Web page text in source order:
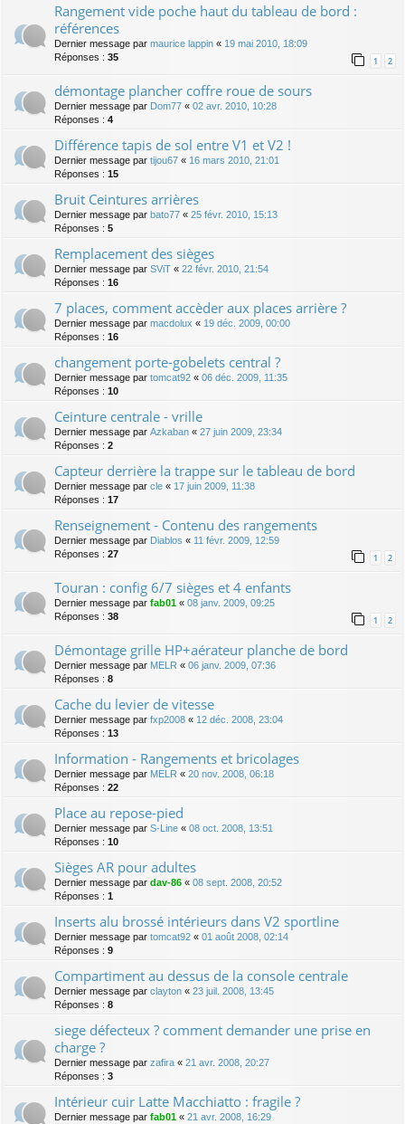
Rangement vide poche haut du tableau de bord :
références
Dernier message par maurice lappin « 19 mai 2010, 18:09
Réponses : 35 1 2
démontage plancher coffre roue de sours
Dernier message par Dom77 « 02 avr. 2010, 10:28
Réponses : 4
Différence tapis de sol entre V1 et V2 !
Dernier message par tijou67 « 16 mars 2010, 21:01
Réponses : 15
Bruit Ceintures arrières
Dernier message par bato77 « 25 févr. 2010, 15:13
Réponses : 5
Remplacement des sièges
Dernier message par SViT « 22 févr. 2010, 21:54
Réponses : 16
7 places, comment accèder aux places arrière ?
Dernier message par macdolux « 19 déc. 2009, 00:00
Réponses : 16
changement porte-gobelets central ?
Dernier message par tomcat92 « 06 déc. 2009, 11:35
Réponses : 10
Ceinture centrale - vrille
Dernier message par Azkaban « 27 juin 2009, 23:34
Réponses : 2
Capteur derrière la trappe sur le tableau de bord
Dernier message par cle « 17 juin 2009, 11:38
Réponses : 17
Renseignement - Contenu des rangements
Dernier message par Diablos « 11 févr. 2009, 12:59
Réponses : 27 1 2
Touran : config 6/7 sièges et 4 enfants
Dernier message par fab01 « 08 janv. 2009, 09:25
Réponses : 38 1 2
Démontage grille HP+aérateur planche de bord
Dernier message par MELR « 06 janv. 2009, 07:36
Réponses : 8
Cache du levier de vitesse
Dernier message par fxp2008 « 12 déc. 2008, 23:04
Réponses : 13
Information - Rangements et bricolages
Dernier message par MELR « 20 nov. 2008, 06:18
Réponses : 22
Place au repose-pied
Dernier message par S-Line « 08 oct. 2008, 13:51
Réponses : 10
Sièges AR pour adultes
Dernier message par dav-86 « 08 sept. 2008, 20:52
Réponses : 1
Inserts alu brossé intérieurs dans V2 sportline
Dernier message par tomcat92 « 01 août 2008, 02:14
Réponses : 9
Compartiment au dessus de la console centrale
Dernier message par clayton « 23 juil. 2008, 13:45
Réponses : 8
siege défecteux ? comment demander une prise en
charge ?
Dernier message par zafira « 21 avr. 2008, 20:27
Réponses : 3
Intérieur cuir Latte Macchiatto : fragile ?
Dernier message par fab01 « 21 avr. 2008, 16:29